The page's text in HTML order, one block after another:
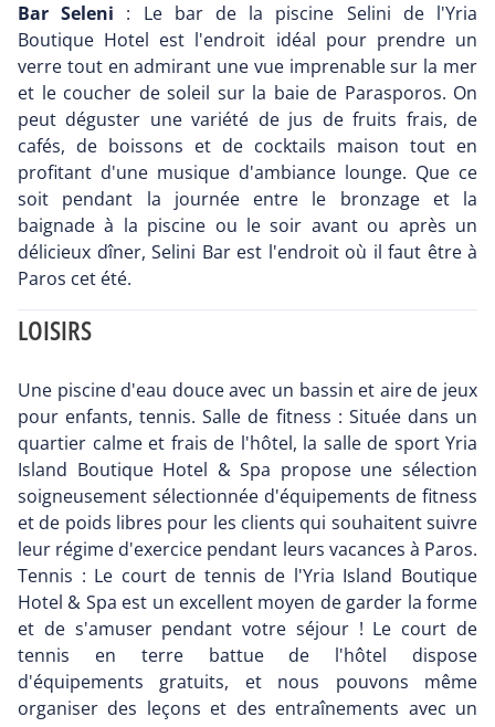
Bar Seleni : Le bar de la piscine Selini de l'Yria
Boutique Hotel est l'endroit idéal pour prendre un
verre tout en admirant une vue imprenable sur la mer
et le coucher de soleil sur la baie de Parasporos. On
peut déguster une variété de jus de fruits frais, de
cafés, de boissons et de cocktails maison tout en
profitant d'une musique d'ambiance lounge. Que ce
soit pendant la journée entre le bronzage et la
baignade à la piscine ou le soir avant ou après un
délicieux dîner, Selini Bar est l'endroit où il faut être à
Paros cet été.
LOISIRS
Une piscine d'eau douce avec un bassin et aire de jeux
pour enfants, tennis. Salle de fitness : Située dans un
quartier calme et frais de l'hôtel, la salle de sport Yria
Island Boutique Hotel & Spa propose une sélection
soigneusement sélectionnée d'équipements de fitness
et de poids libres pour les clients qui souhaitent suivre
leur régime d'exercice pendant leurs vacances à Paros.
Tennis : Le court de tennis de l'Yria Island Boutique
Hotel & Spa est un excellent moyen de garder la forme
et de s'amuser pendant votre séjour ! Le court de
tennis en terre battue de l'hôtel dispose
d'équipements gratuits, et nous pouvons même
organiser des leçons et des entraînements avec un